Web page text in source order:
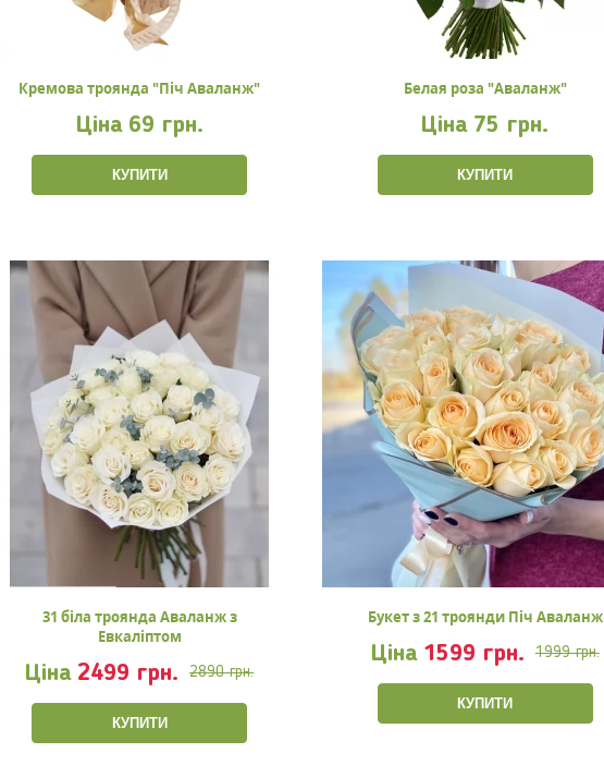
Кремова троянда "Піч Аваланж"
Ціна 69 грн.
КУПИТИ
Белая роза "Аваланж"
Ціна 75 грн.
КУПИТИ
31 біла троянда Аваланж з
Евкаліптом
Ціна 2499 грн. 2890 грн.
КУПИТИ
Букет з 21 троянди Піч Аваланж
Ціна 1599 грн. 1999 грн.
КУПИТИ